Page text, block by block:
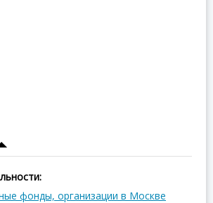
фонды, организации в Москве